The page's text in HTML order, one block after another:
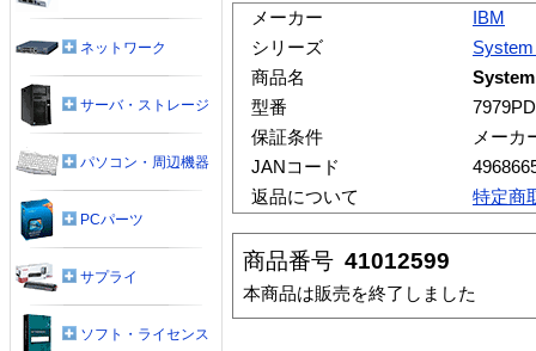
メーカー
IBM
シリーズ
商品名
型番
保証条件
メーカ
JANコード
返品について
特定商
商品番号 41012599
本商品は販売を終了しました
ネットワーク
サーバ・ストレージ
パソコン・周辺機器
PCパーツ
サプライ
ソフト・ライセンス